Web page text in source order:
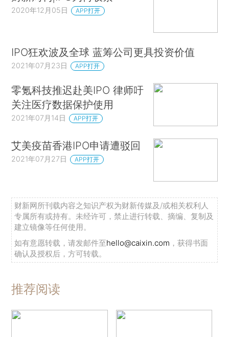
2020年12月05日 APP打开
IPO狂欢波及全球 蓝筹公司更具投资价值
2021年07月23日 APP打开
零氪科技推迟赴美IPO 律师吁
关注医疗数据保护使用
2021年07月14日 APP打开
艾美疫苗香港IPO申请遭驳回
2021年07月27日 APP打开
财新网所刊载内容之知识产权为财新传媒及/或相关权利人
专属所有或持有。未经许可，禁止进行转载、摘编、复制及
建立镜像等任何使用。
如有意愿转载，请发邮件至hello@caixin.com ，获得书面
确认及授权后，方可转载。
推荐阅读